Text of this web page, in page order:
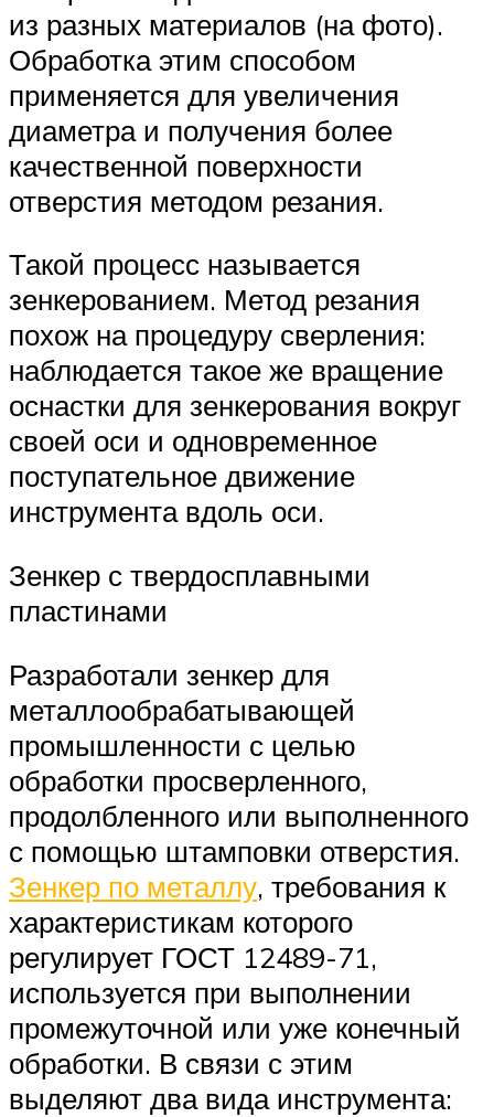
из разных материалов (на фото).
Обработка этим способом
применяется для увеличения
диаметра и получения более
качественной поверхности
отверстия методом резания.
Такой процесс называется
зенкерованием. Метод резания
похож на процедуру сверления:
наблюдается такое же вращение
оснастки для зенкерования вокруг
своей оси и одновременное
поступательное движение
инструмента вдоль оси.
Зенкер с твердосплавными
пластинами
Разработали зенкер для
металлообрабатывающей
промышленности с целью
обработки просверленного,
продолбленного или выполненного
с помощью штамповки отверстия.
Зенкер по металлу, требования к
характеристикам которого
регулирует ГОСТ 12489-71,
используется при выполнении
промежуточной или уже конечный
обработки. В связи с этим
выделяют два вида инструмента: